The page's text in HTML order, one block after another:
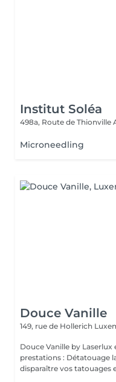
Institut Soléa
498a, Route de Thionville
Microneedling
Douce Vanille
149, rue de Hollerich
Douce Vanille by Laserlux
prestations : Détatouage laser : Une solution efficace pour faire
disparaître vos tatouages